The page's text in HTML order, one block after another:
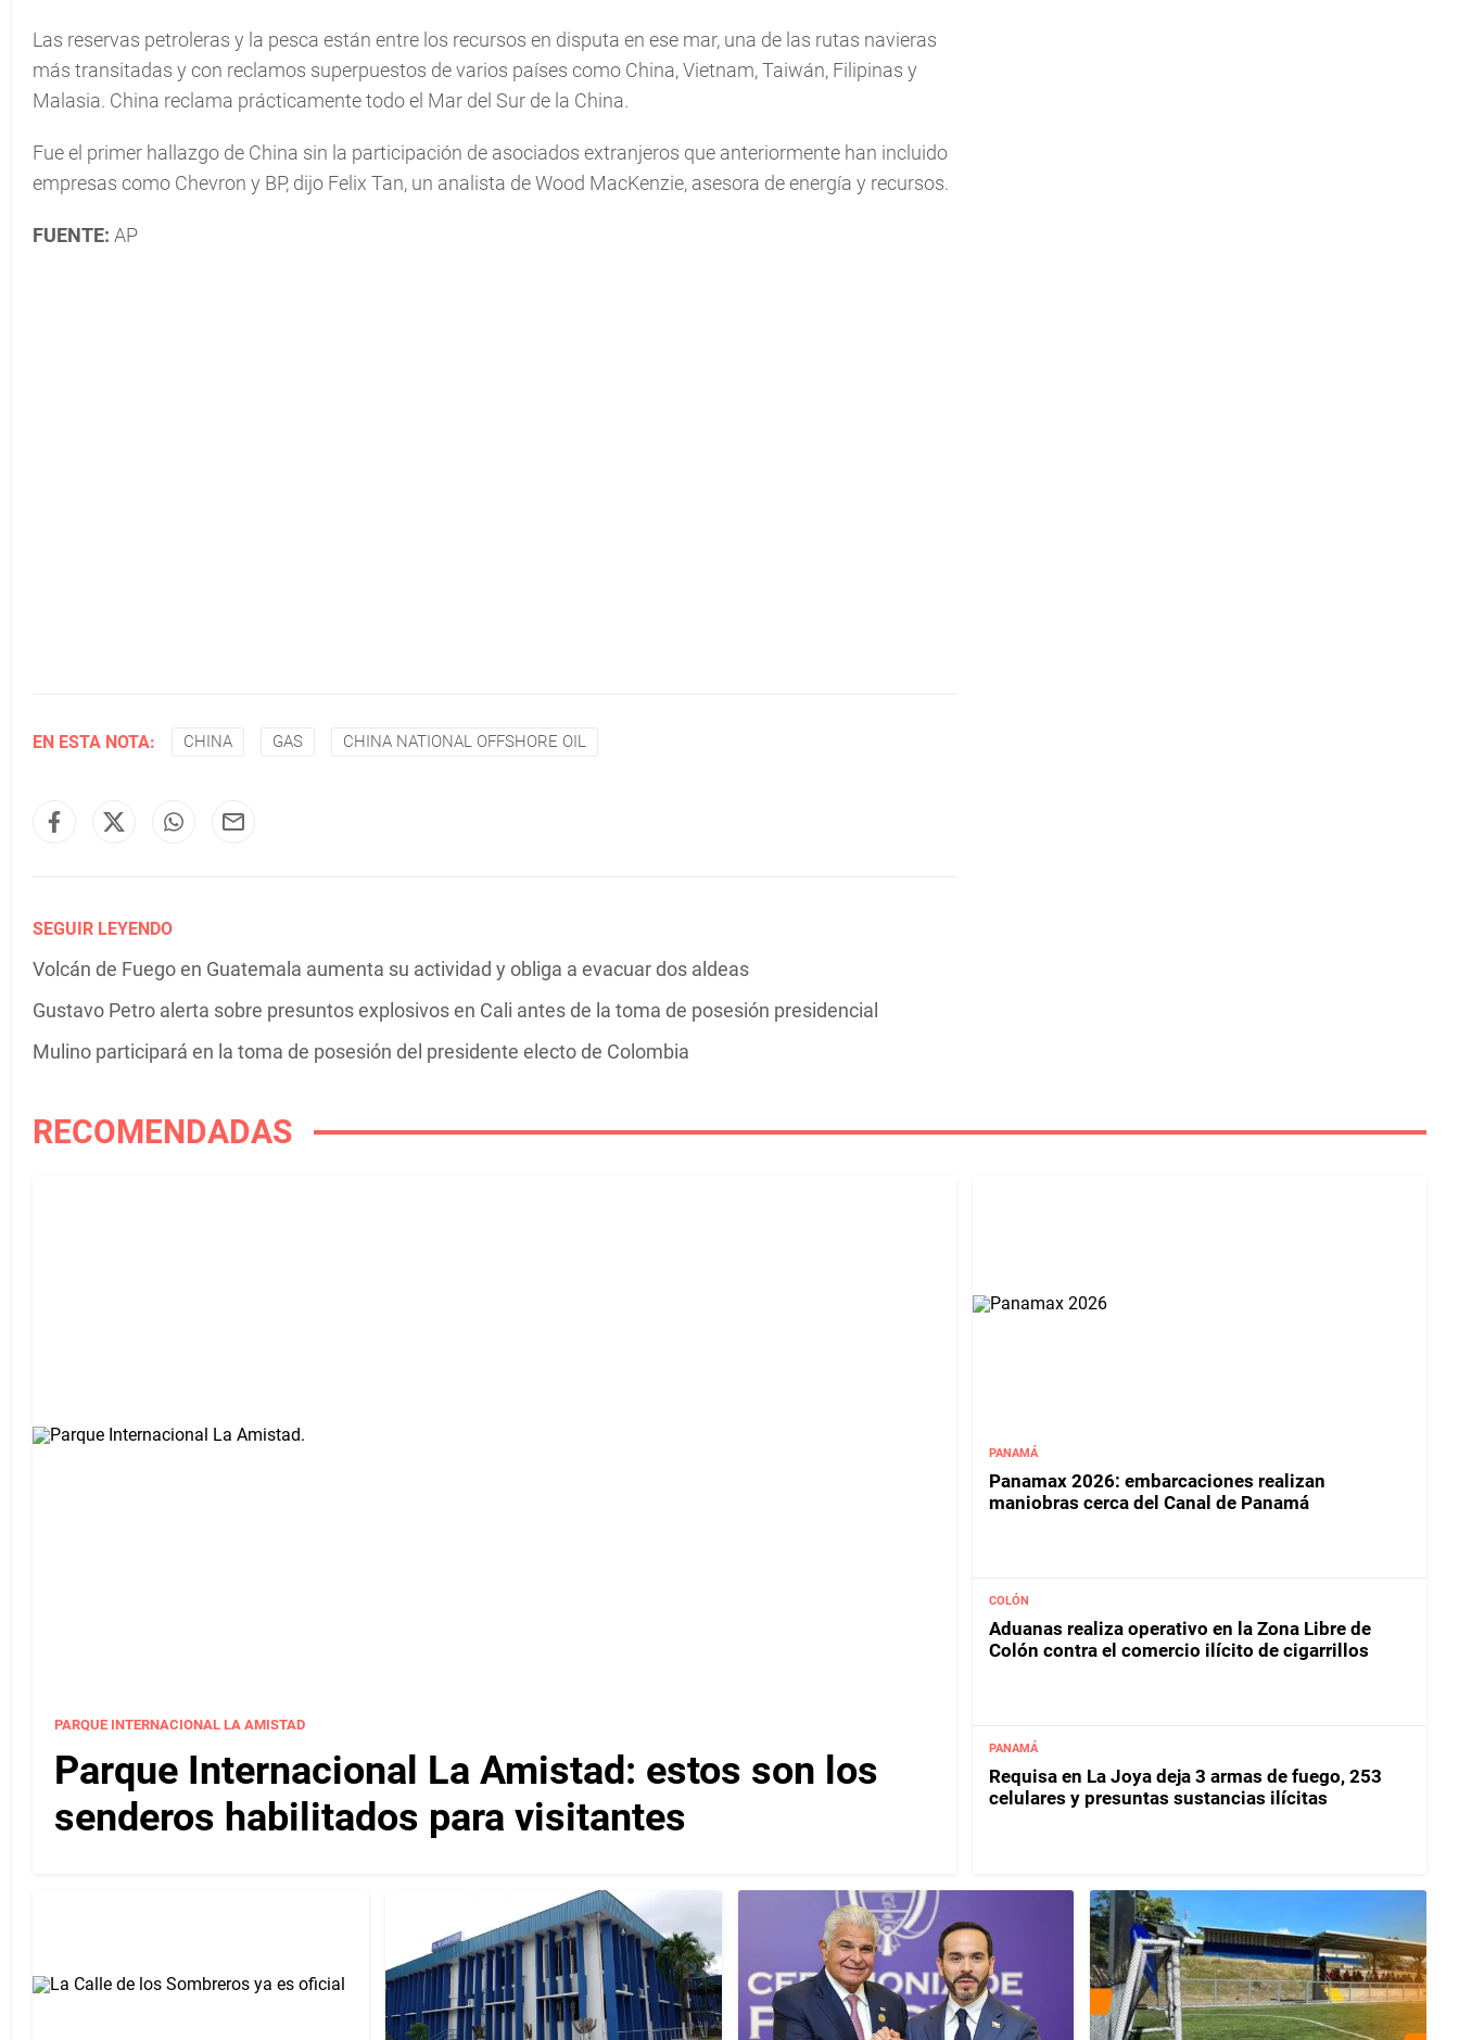
Las reservas petroleras y la pesca están entre los recursos en disputa en ese mar, una de las rutas navieras
más transitadas y con reclamos superpuestos de varios países como China, Vietnam, Taiwán, Filipinas y
Malasia. China reclama prácticamente todo el Mar del Sur de la China.
Fue el primer hallazgo de China sin la participación de asociados extranjeros que anteriormente han incluido
empresas como Chevron y BP, dijo Felix Tan, un analista de Wood MacKenzie, asesora de energía y recursos.
FUENTE: AP
EN ESTA NOTA: CHINA GAS CHINA NATIONAL OFFSHORE OIL
SEGUIR LEYENDO
Volcán de Fuego en Guatemala aumenta su actividad y obliga a evacuar dos aldeas
Gustavo Petro alerta sobre presuntos explosivos en Cali antes de la toma de posesión presidencial
Mulino participará en la toma de posesión del presidente electo de Colombia
RECOMENDADAS
PARQUE INTERNACIONAL LA AMISTAD
Parque Internacional La Amistad: estos son los
senderos habilitados para visitantes
PANAMÁ
Panamax 2026: embarcaciones realizan
maniobras cerca del Canal de Panamá
COLÓN
Aduanas realiza operativo en la Zona Libre de
Colón contra el comercio ilícito de cigarrillos
PANAMÁ
Requisa en La Joya deja 3 armas de fuego, 253
celulares y presuntas sustancias ilícitas